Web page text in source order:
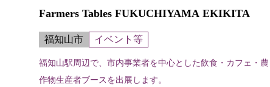
Farmers Tables FUKUCHIYAMA EKIKITA
福知山市 イベント等
福知山駅周辺で、市内事業者を中心とした飲食・カフェ・農
作物生産者ブースを出展します。